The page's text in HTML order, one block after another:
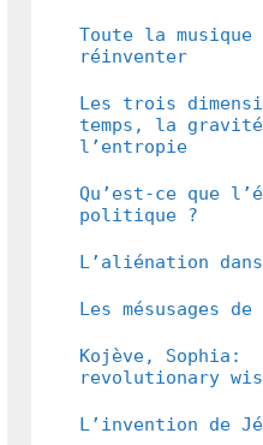
Toute la musique
réinventer
Les trois
temps, la
l’entropie
Qu’est-ce que
politique ?
L’aliénation
Les mésusages
Kojève, Sophia:
revolutionary
L’invention de